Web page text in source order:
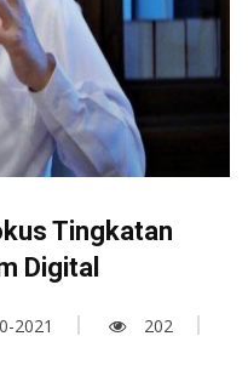
Tingkatan
Digital
2021
202